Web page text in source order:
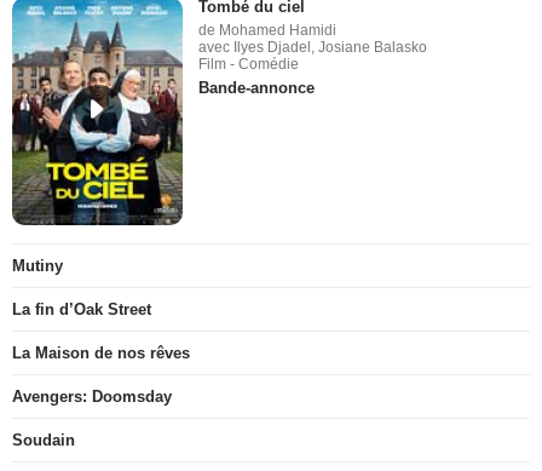
Tombé du ciel
de Mohamed Hamidi
avec Ilyes Djadel, Josiane Balasko
Film - Comédie
Bande-annonce
Mutiny
La fin d’Oak Street
La Maison de nos rêves
Avengers: Doomsday
Soudain